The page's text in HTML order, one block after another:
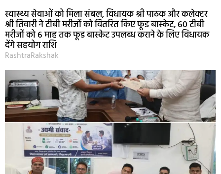
स्वास्थ्य सेवाओं को मिला संबल, विधायक श्री पाठक और कलेक्टर
श्री तिवारी ने टीबी मरीजों को वितरित किए फूड बास्केट, 60 टीबी
मरीजों को 6 माह तक फूड बास्केट उपलब्ध कराने के लिए विधायक
देंगे सहयोग राशि
RashtraRakshak